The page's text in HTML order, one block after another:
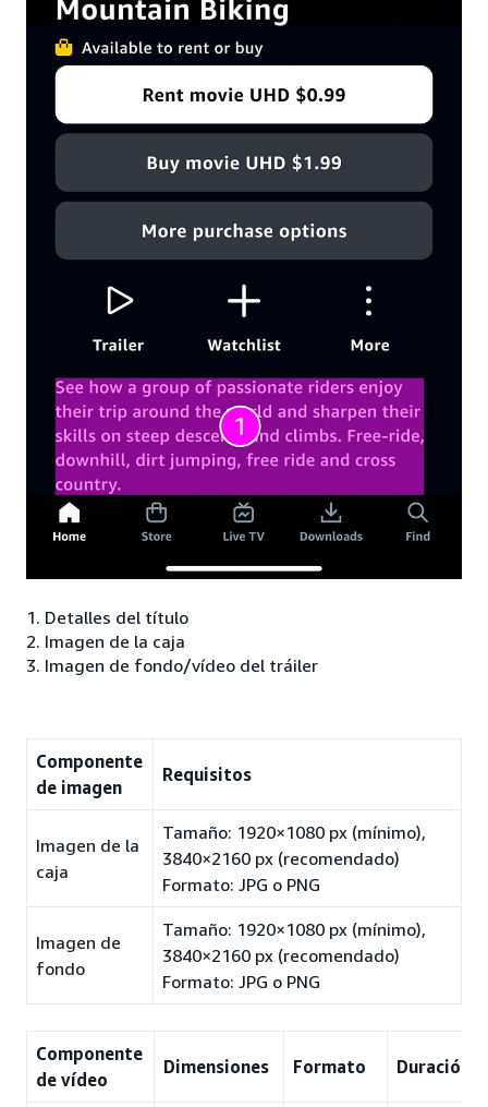
1. Detalles del título
2. Imagen de la caja
3. Imagen de fondo/vídeo del tráiler
Componente
de imagen
Requisitos
Imagen de la
caja
Tamaño: 1920×1080 px (mínimo),
3840×2160 px (recomendado)
Formato: JPG o PNG
Imagen de
fondo
Tamaño: 1920×1080 px (mínimo),
3840×2160 px (recomendado)
Formato: JPG o PNG
Componente
de vídeo
Dimensiones Formato Duración